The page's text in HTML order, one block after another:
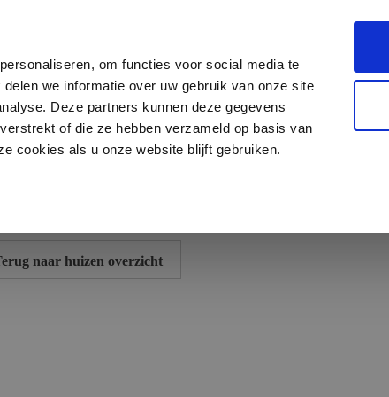
om functies voor social media te
we informatie over uw gebruik van onze site
Deze partners kunnen deze gegevens
of die ze hebben verzameld op basis van
cookies als u onze website blijft gebruiken.
Havenstraat 10, Onstwedde
0599 - 65 06 54
naar huizen overzicht